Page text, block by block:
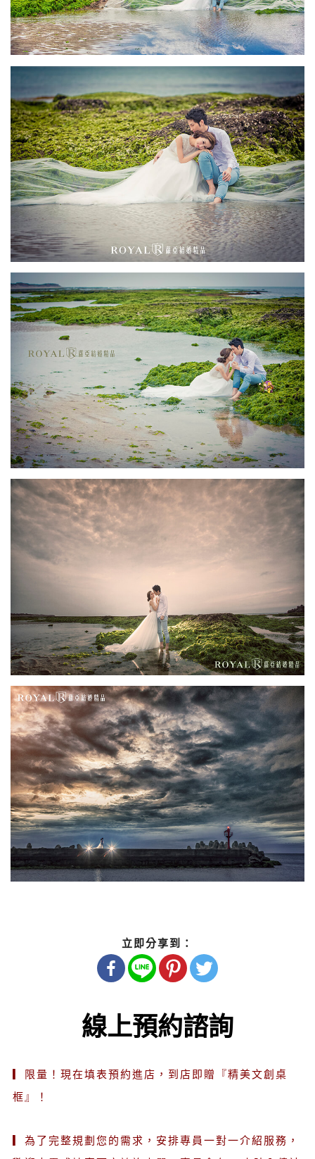
立即分享到：
線上預約諮詢
▎限量！現在填表預約進店，到店即贈『精美文創桌
框』！
▎為了完整規劃您的需求，安排專員一對一介紹服務，